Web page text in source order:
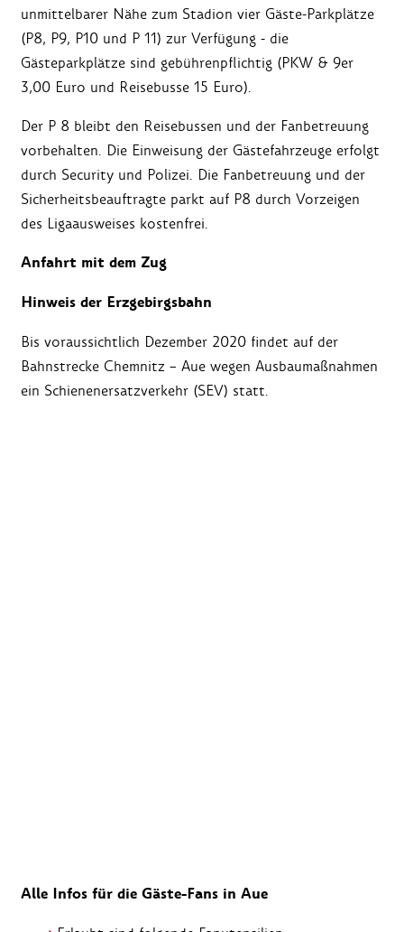
unmittelbarer Nähe zum Stadion vier Gäste-Parkplätze
(P8, P9, P10 und P 11) zur Verfügung - die
Gästeparkplätze sind gebührenpflichtig (PKW & 9er
3,00 Euro und Reisebusse 15 Euro).
Der P 8 bleibt den Reisebussen und der Fanbetreuung
vorbehalten. Die Einweisung der Gästefahrzeuge erfolgt
durch Security und Polizei. Die Fanbetreuung und der
Sicherheitsbeauftragte parkt auf P8 durch Vorzeigen
des Ligaausweises kostenfrei.
Anfahrt mit dem Zug
Hinweis der Erzgebirgsbahn
Bis voraussichtlich Dezember 2020 findet auf der
Bahnstrecke Chemnitz – Aue wegen Ausbaumaßnahmen
ein Schienenersatzverkehr (SEV) statt.
Alle Infos für die Gäste-Fans in Aue